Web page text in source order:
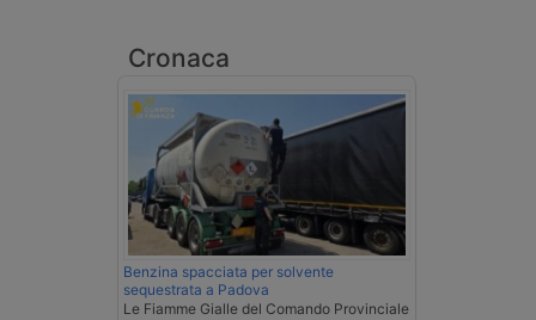
Cronaca
Benzina spacciata per solvente
sequestrata a Padova
Le Fiamme Gialle del Comando Provinciale